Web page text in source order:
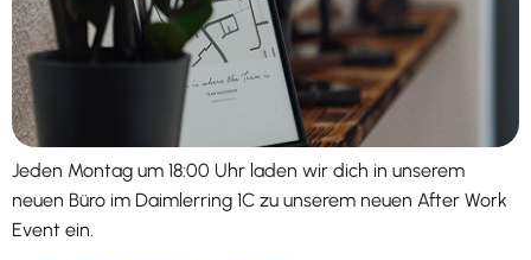
Jeden Montag um 18:00 Uhr laden wir dich in unserem
neuen Büro im Daimlerring 1C zu unserem neuen After Work
Event ein.